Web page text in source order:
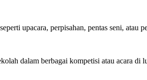
upacara, perpisahan, pentas seni, atau
dalam berbagai kompetisi atau acara di